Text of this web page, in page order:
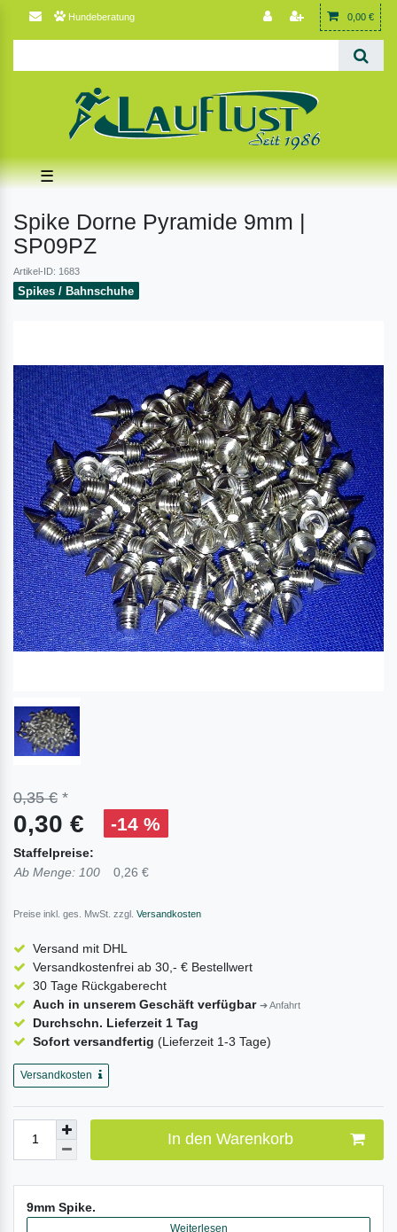
Hundeberatung 0,00 €
☰
Spike Dorne Pyramide 9mm |
SP09PZ
Artikel-ID: 1683
Spikes / Bahnschuhe
0,35 € *
0,30 € -14 %
Staffelpreise:
Ab Menge: 100
0,26 €
Preise inkl. ges. MwSt. zzgl. Versandkosten
Versand mit DHL
Versandkostenfrei ab 30,- € Bestellwert
30 Tage Rückgaberecht
Auch in unserem Geschäft verfügbar ➔ Anfahrt
Durchschn. Lieferzeit 1 Tag
Sofort versandfertig (Lieferzeit 1-3 Tage)
Versandkosten
In den Warenkorb
9mm Spike.
Weiterlesen